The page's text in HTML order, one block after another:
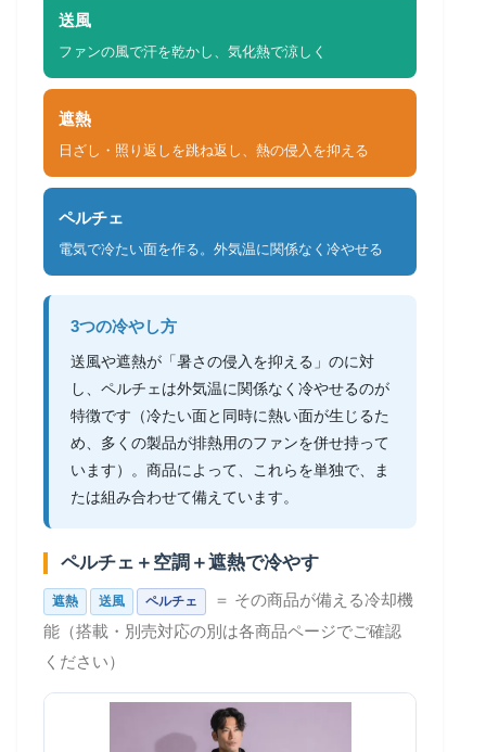
送風
ファンの風で汗を乾かし、気化熱で涼しく
遮熱
日ざし・照り返しを跳ね返し、熱の侵入を抑える
ペルチェ
電気で冷たい面を作る。外気温に関係なく冷やせる
3つの冷やし方
送風や遮熱が「暑さの侵入を抑える」のに対
し、ペルチェは外気温に関係なく冷やせるのが
特徴です（冷たい面と同時に熱い面が生じるた
め、多くの製品が排熱用のファンを併せ持って
います）。商品によって、これらを単独で、ま
たは組み合わせて備えています。
ペルチェ＋空調＋遮熱で冷やす
遮熱 送風 ペルチェ
＝ その商品が備える冷却機
能（搭載・別売対応の別は各商品ページでご確認
ください）